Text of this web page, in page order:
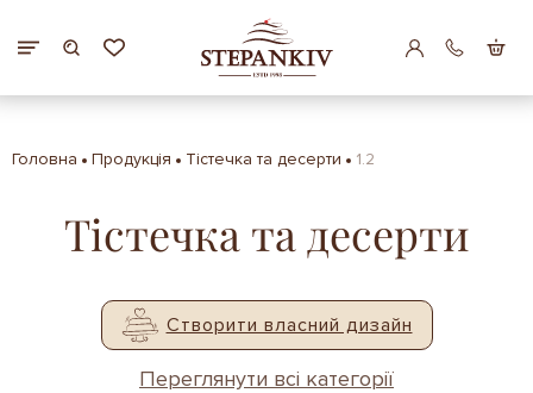
Головна Продукція Тістечка та десерти 1.2
Тістечка та десерти
Створити власний дизайн
Переглянути всі категорії